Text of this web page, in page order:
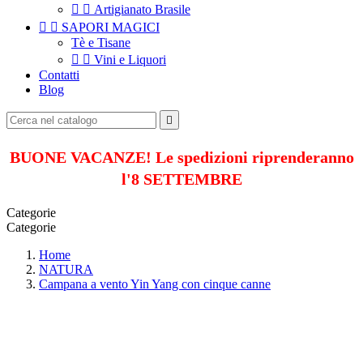
  Artigianato Brasile
  SAPORI MAGICI
Tè e Tisane
  Vini e Liquori
Contatti
Blog

BUONE VACANZE! Le spedizioni riprenderanno
l'8 SETTEMBRE
Categorie
Categorie
Home
NATURA
Campana a vento Yin Yang con cinque canne